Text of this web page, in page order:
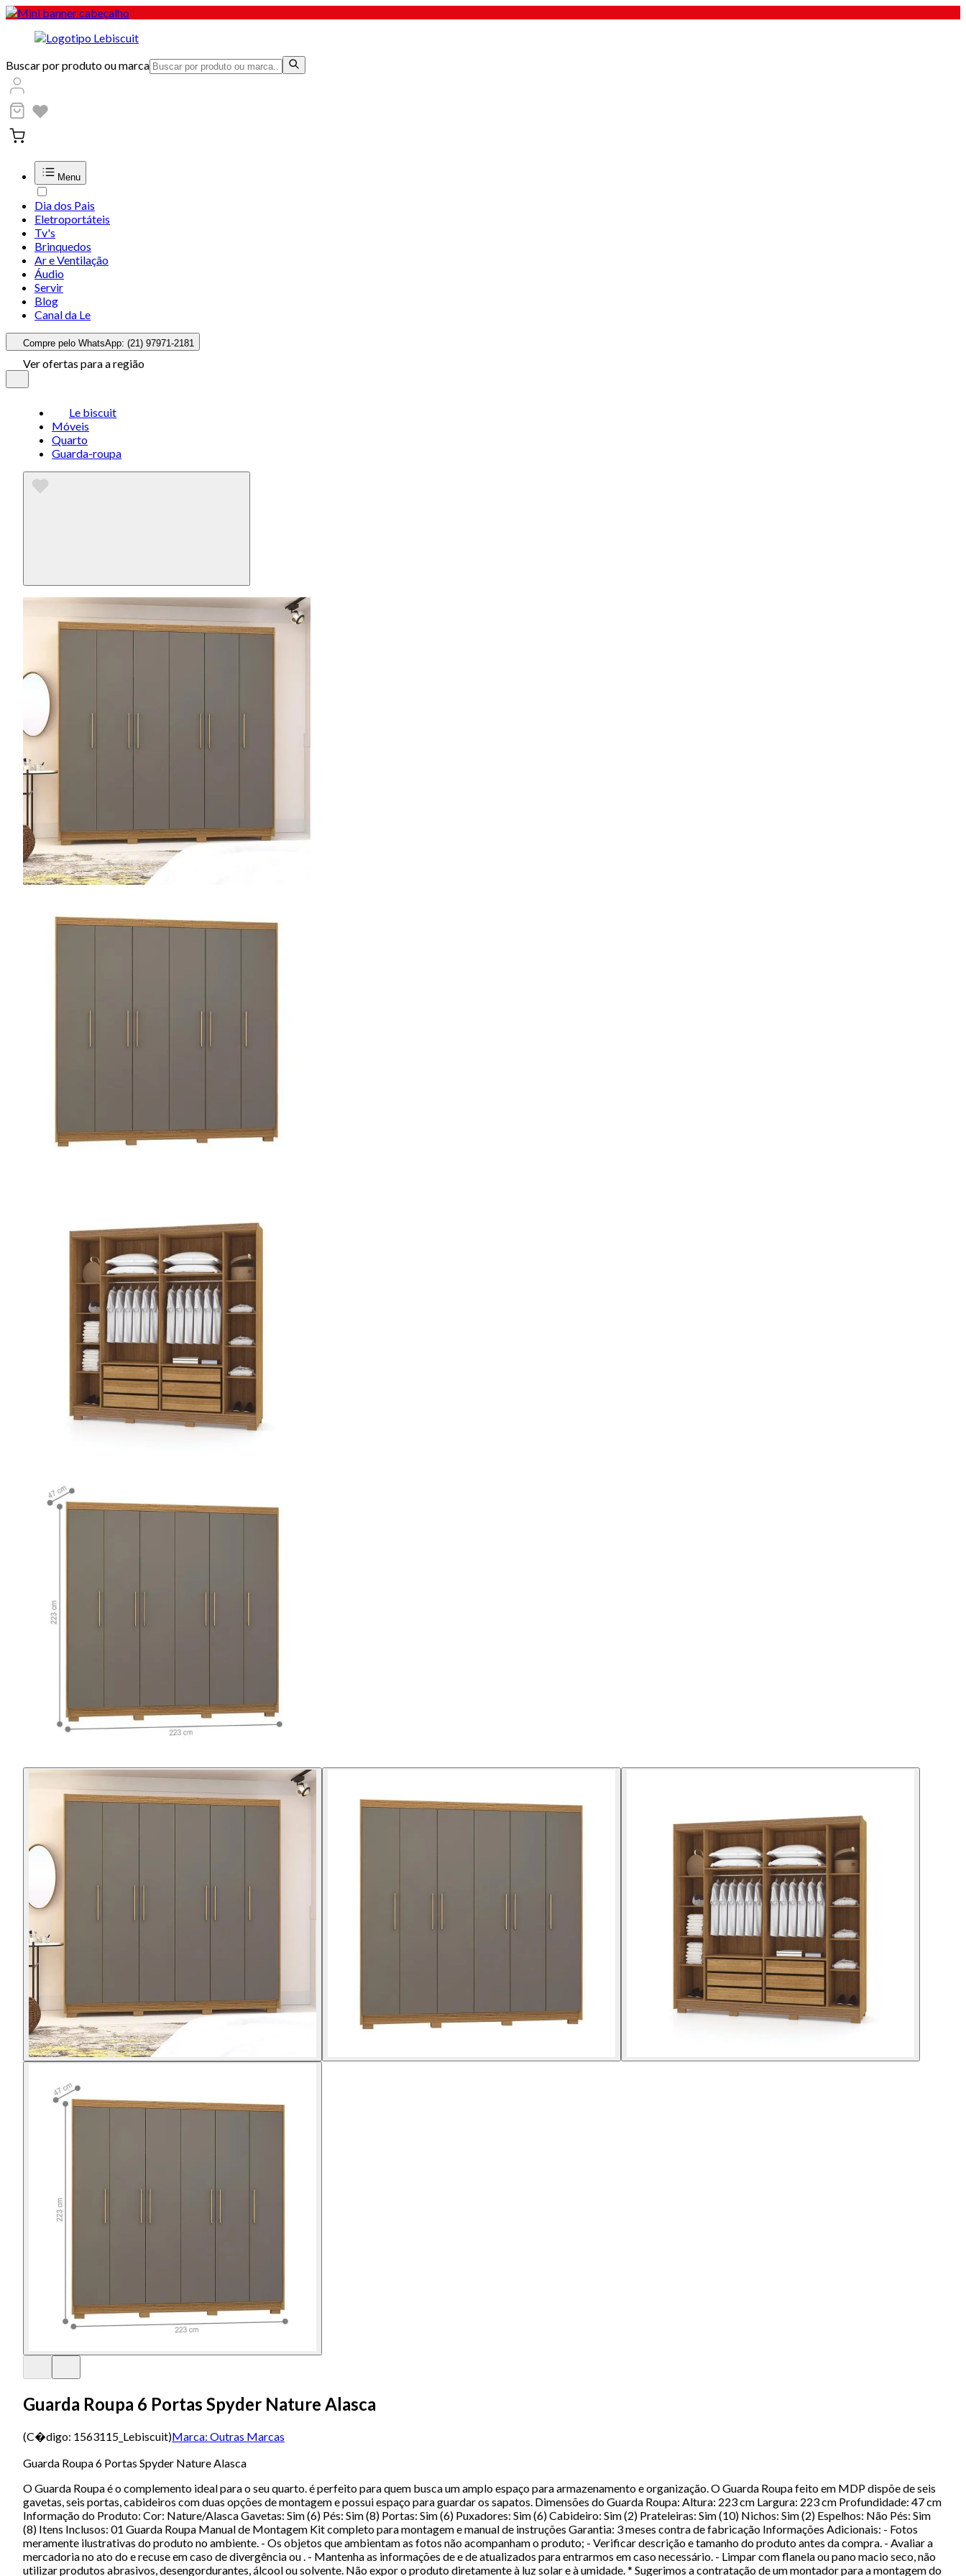
Buscar por produto ou marca
Menu
Dia dos Pais
Eletroportáteis
Tv's
Brinquedos
Ar e Ventilação
Áudio
Servir
Blog
Canal da Le
Compre pelo WhatsApp: (21) 97971-2181
Ver ofertas para a região
Le biscuit
Móveis
Quarto
Guarda-roupa
Guarda Roupa 6 Portas Spyder Nature Alasca
(C�digo: 1563115_Lebiscuit)Marca: Outras Marcas
Guarda Roupa 6 Portas Spyder Nature Alasca
O Guarda Roupa é o complemento ideal para o seu quarto. é perfeito para quem busca um amplo espaço para armazenamento e organização. O Guarda Roupa feito em MDP dispõe de seis
gavetas, seis portas, cabideiros com duas opções de montagem e possui espaço para guardar os sapatos. Dimensões do Guarda Roupa: Altura: 223 cm Largura: 223 cm Profundidade: 47 cm
Informação do Produto: Cor: Nature/Alasca Gavetas: Sim (6) Pés: Sim (8) Portas: Sim (6) Puxadores: Sim (6) Cabideiro: Sim (2) Prateleiras: Sim (10) Nichos: Sim (2) Espelhos: Não Pés: Sim
(8) Itens Inclusos: 01 Guarda Roupa Manual de Montagem Kit completo para montagem e manual de instruções Garantia: 3 meses contra de fabricação Informações Adicionais: - Fotos
meramente ilustrativas do produto no ambiente. - Os objetos que ambientam as fotos não acompanham o produto; - Verificar descrição e tamanho do produto antes da compra. - Avaliar a
mercadoria no ato do e recuse em caso de divergência ou . - Mantenha as informações de e de atualizados para entrarmos em caso necessário. - Limpar com flanela ou pano macio seco, não
utilizar produtos abrasivos, desengordurantes, álcool ou solvente. Não expor o produto diretamente à luz solar e à umidade. * Sugerimos a contratação de um montador para a montagem do